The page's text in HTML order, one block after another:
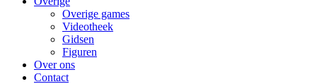
Overige games
Videotheek
Gidsen
Figuren
Over ons
Contact